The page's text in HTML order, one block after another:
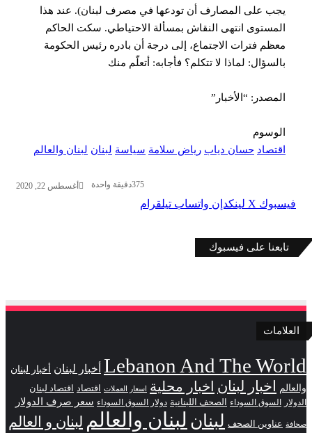
يجب على المصارف أن تودعها في مصرف لبنان). عند هذا
المستوى انتهى النقاش بمسألة الاحتياطي. سكت الحاكم
معظم فترات الاجتماع، إلى درجة أن بادره رئيس الحكومة
بالسؤال: لماذا لا تتكلم؟ فأجابه: أتعلّم منك
المصدر: “الأخبار”
الوسوم
اقتصاد حسان دياب رياض سلامة سياسة لبنان لبنان والعالم
أغسطس 22, 2020 375دقيقة واحدة
فيسبوك ‫X لينكدإن واتساب تيلقرام
تابعنا على فيسبوك
العلامات
Lebanon And The World أخبار لبنان أخبار لبنان
والعالم
اخبار لبنان اخبار محلية اسعار العملات اقتصاد اقتصاد لبنان
الدولار السوق السوداء الصحف اللبنانية دولار السوق السوداء سعر صرف الدولار
صحافة عناوين الصحف لبنان لبنان والعالم لبنان و العالم